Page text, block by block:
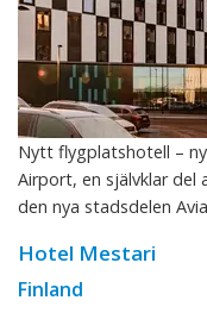
Nytt flygplatshotell –
Airport, en självklar del
den nya stadsdelen
Hotel Mestari
Finland